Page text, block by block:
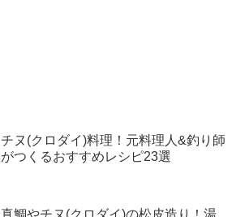
チヌ(クロダイ)料理！元料理人&釣り師
がつくるおすすめレシピ23選